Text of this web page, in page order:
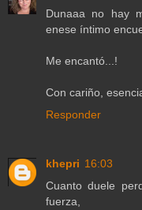
Dunaaa no hay
enese íntimo
Me encantó...!
Con cariño,
Responder
khepri 16:03
Cuanto duele
fuerza,